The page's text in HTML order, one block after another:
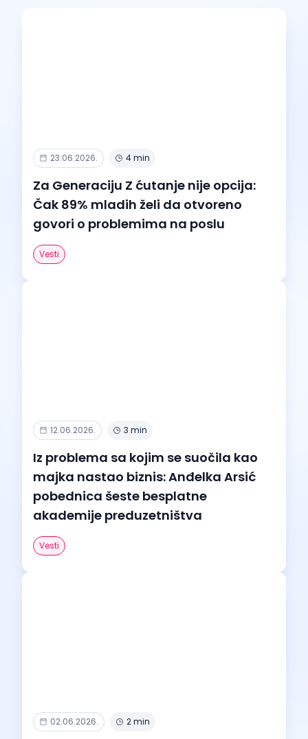
23.06.2026. 4 min
Za Generaciju Z ćutanje nije opcija:
Čak 89% mladih želi da otvoreno
govori o problemima na poslu
Vesti
12.06.2026. 3 min
Iz problema sa kojim se suočila kao
majka nastao biznis: Anđelka Arsić
pobednica šeste besplatne
akademije preduzetništva
Vesti
02.06.2026. 2 min